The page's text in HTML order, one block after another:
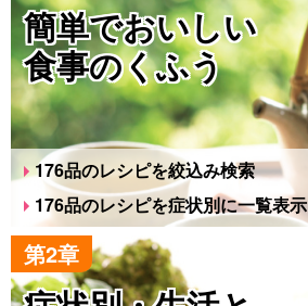
簡単でおいしい
食事のくふう
176品のレシピを絞込み検索
176品のレシピを症状別に一覧表示
第2章